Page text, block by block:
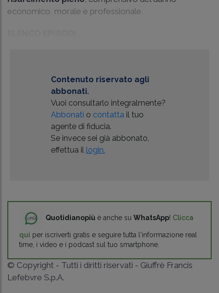
economico, morale e professionale.
Contenuto riservato agli
abbonati.
Vuoi consultarlo integralmente?
Abbonati o contattail tuo
agente di fiducia.
Se invece sei già abbonato,
effettua il login.
Quotidianopiù è anche su WhatsApp! Clicca
qui per iscriverti gratis e seguire tutta l'informazione real
time, i video e i podcast sul tuo smartphone.
© Copyright - Tutti i diritti riservati - Giuffrè Francis
Lefebvre S.p.A.